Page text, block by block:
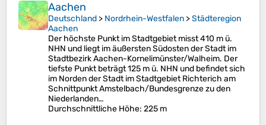
Aachen
Deutschland > Nordrhein-Westfalen >Städteregion
Aachen
Der höchste Punkt im Stadtgebiet misst 410 m ü.
NHN und liegt im äußersten Südosten der Stadt im
Stadtbezirk Aachen-Kornelimünster/Walheim. Der
tiefste Punkt beträgt 125 m ü. NHN und befindet sich
im Norden der Stadt im Stadtgebiet Richterich am
Schnittpunkt Amstelbach/Bundesgrenze zu den
Niederlanden…
Durchschnittliche Höhe: 225 m